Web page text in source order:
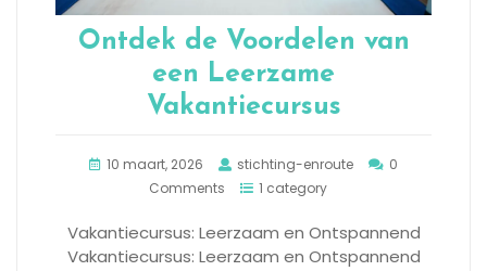
Ontdek de Voordelen van
een Leerzame
Vakantiecursus
10 maart, 2026 stichting-enroute
0
Comments
1 category
Vakantiecursus: Leerzaam en Ontspannend
Vakantiecursus: Leerzaam en Ontspannend